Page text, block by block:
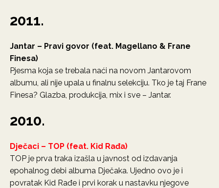
2011.
Jantar – Pravi govor (feat. Magellano & Frane
Finesa)
Pjesma koja se trebala naći na novom Jantarovom
albumu, ali nije upala u finalnu selekciju. Tko je taj Frane
Finesa? Glazba, produkcija, mix i sve – Jantar.
2010.
Dječaci – TOP (feat. Kid Rađa)
TOP je prva traka izašla u javnost od izdavanja
epohalnog debi albuma Dječaka. Ujedno ovo je i
povratak Kid Rađe i prvi korak u nastavku njegove